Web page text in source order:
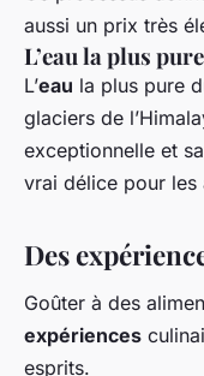
aussi un prix très
L’eau la plus pure
L’eau la plus pure
glaciers de
exceptionnelle et
vrai délice pour les
Des
Goûter à des
expériences
esprits.